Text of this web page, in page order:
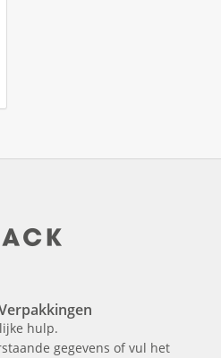
hulp.
gegevens of vul het